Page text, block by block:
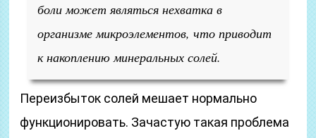
боли может являться нехватка в
организме микроэлементов, что приводит
к накоплению минеральных солей.
Переизбыток солей мешает нормально
функционировать. Зачастую такая проблема